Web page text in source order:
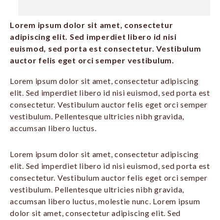
Lorem ipsum dolor sit amet, consectetur
adipiscing elit. Sed imperdiet libero id nisi
euismod, sed porta est consectetur. Vestibulum
auctor felis eget orci semper vestibulum.
Lorem ipsum dolor sit amet, consectetur adipiscing
elit. Sed imperdiet libero id nisi euismod, sed porta est
consectetur. Vestibulum auctor felis eget orci semper
vestibulum. Pellentesque ultricies nibh gravida,
accumsan libero luctus.
Lorem ipsum dolor sit amet, consectetur adipiscing
elit. Sed imperdiet libero id nisi euismod, sed porta est
consectetur. Vestibulum auctor felis eget orci semper
vestibulum. Pellentesque ultricies nibh gravida,
accumsan libero luctus, molestie nunc. Lorem ipsum
dolor sit amet, consectetur adipiscing elit. Sed